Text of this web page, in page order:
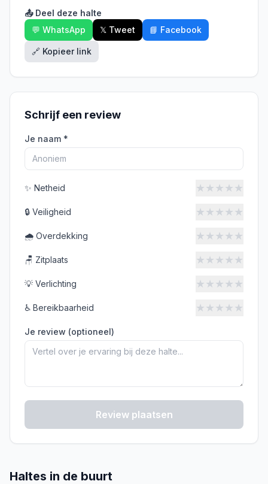
📤 Deel deze halte
💬 WhatsApp
𝕏 Tweet 📘 Facebook
🔗 Kopieer link
Schrijf een review
Je naam *
✨ Netheid ★★★★★
🔒 Veiligheid ★★★★★
🌧️ Overdekking ★★★★★
🪑 Zitplaats ★★★★★
💡 Verlichting ★★★★★
♿ Bereikbaarheid ★★★★★
Je review (optioneel)
Review plaatsen
Haltes in de buurt